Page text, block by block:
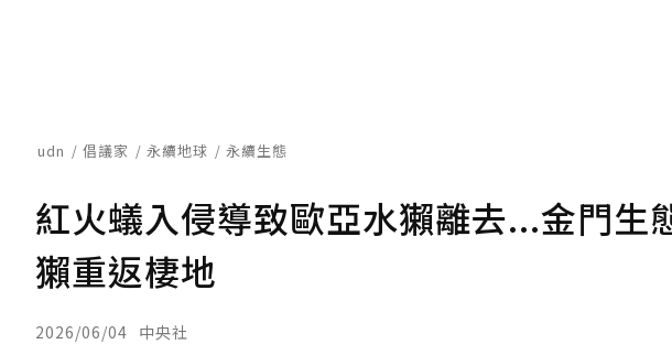
udn 倡議家 永續地球 永續生態
紅火蟻入侵導致歐亞水獺離去...金門生
獺重返棲地
2026/06/04 中央社